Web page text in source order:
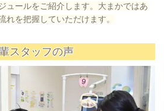
ュールをご紹介します。大まかではあ
れを把握していただけます。
スタッフの声